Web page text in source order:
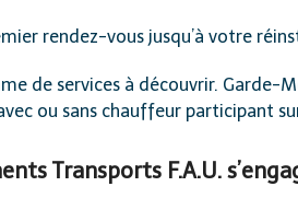
rendez-vous jusqu’à votre
de services à découvrir. Garde-
ou sans chauffeur participant
Transports F.A.U.